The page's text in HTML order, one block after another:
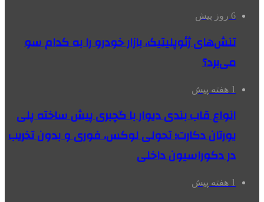
6 روز پیش
تنش‌های ژئوپلیتیک، بازار خودرو را به کدام سو
می‌برد؟
1 هفته پیش
انواع قاب بندی دیوار با گچبری پیش ساخته پلی
یورتان دکارت؛ تحولی لوکس، فوری و بدون تخریب
در دکوراسیون داخلی
1 هفته پیش